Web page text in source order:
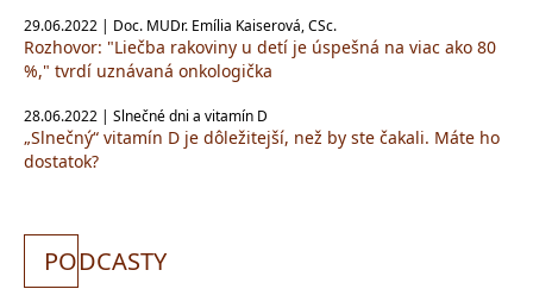
29.06.2022 | Doc. MUDr. Emília Kaiserová, CSc.
Rozhovor: "Liečba rakoviny u detí je úspešná na viac ako 80
%," tvrdí uznávaná onkologička
28.06.2022 | Slnečné dni a vitamín D
„Slnečný“ vitamín D je dôležitejší, než by ste čakali. Máte ho
dostatok?
PODCASTY